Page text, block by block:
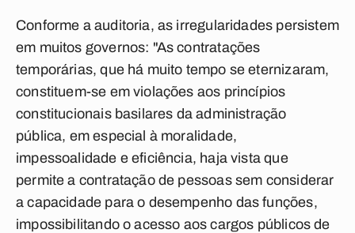
Conforme a auditoria, as irregularidades persistem
em muitos governos: "As contratações
temporárias, que há muito tempo se eternizaram,
constituem-se em violações aos princípios
constitucionais basilares da administração
pública, em especial à moralidade,
impessoalidade e eficiência, haja vista que
permite a contratação de pessoas sem considerar
a capacidade para o desempenho das funções,
impossibilitando o acesso aos cargos públicos de